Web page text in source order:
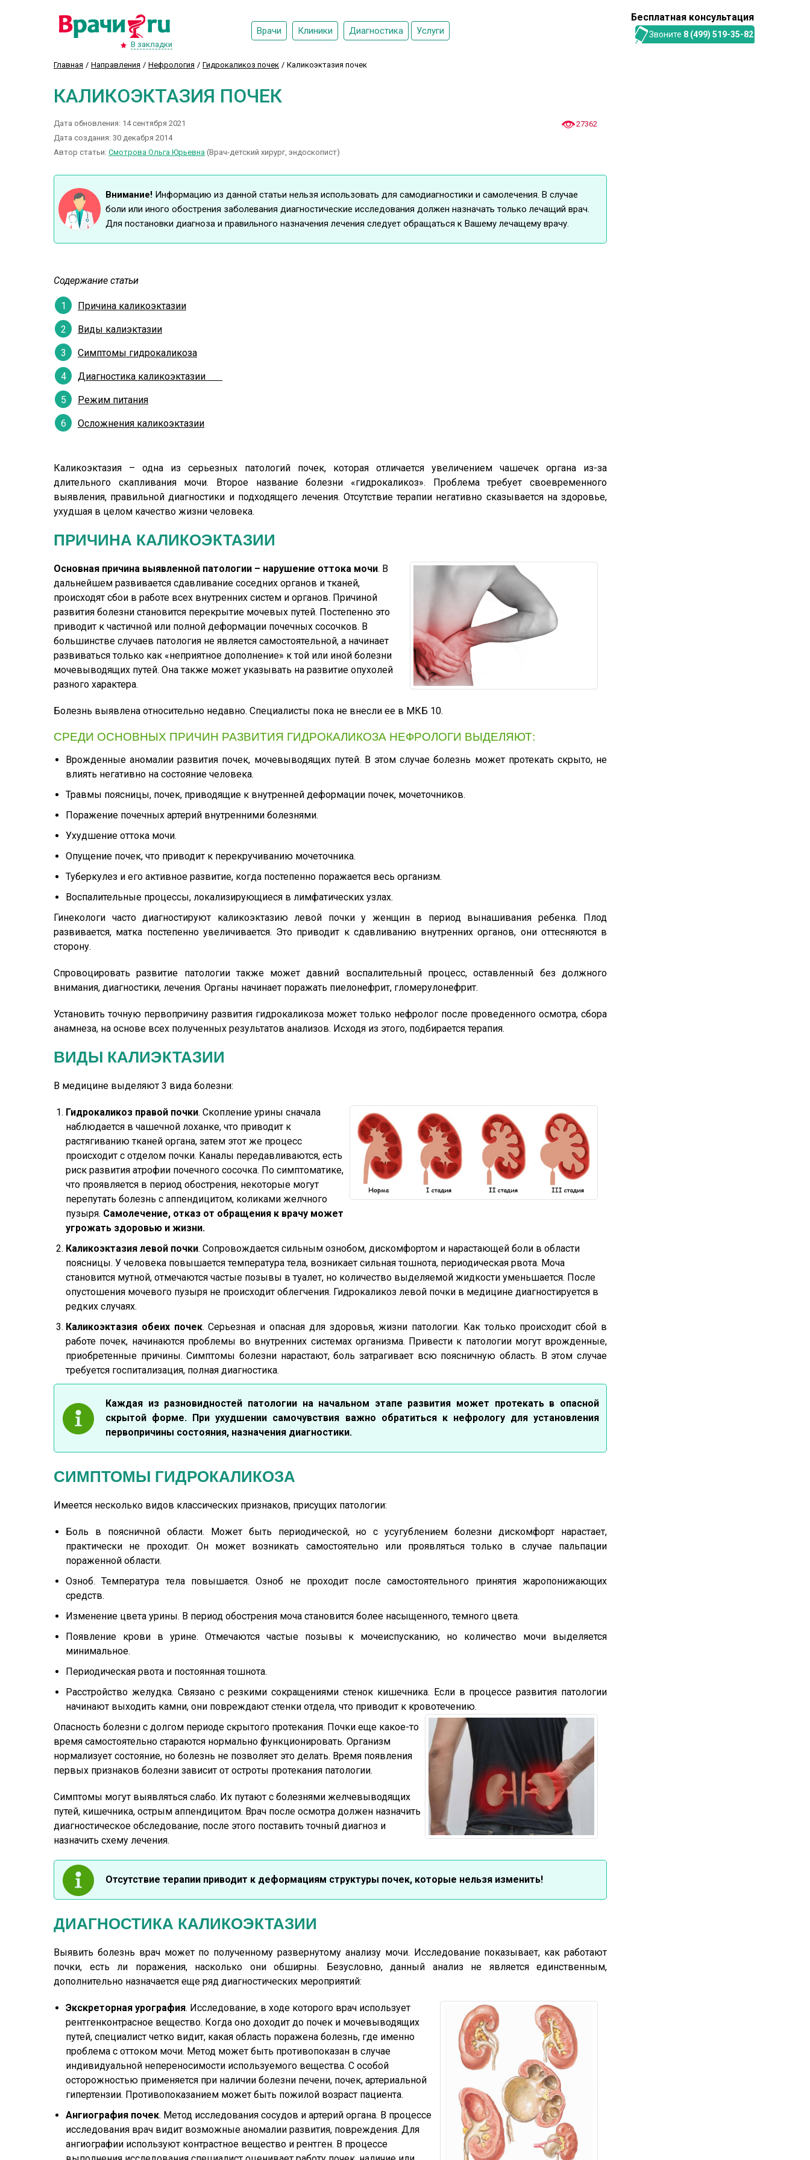
В закладки
Врачи Клиники Диагностика Услуги
Бесплатная консультация
Звоните 8 (499) 519-35-82
Главная Направления Нефрология Гидрокаликоз почек Каликоэктазия почек
КАЛИКОЭКТАЗИЯ ПОЧЕК
27362
Дата обновления: 14 сентября 2021
Дата создания: 30 декабря 2014
Автор статьи: Смотрова Ольга Юрьевна (Врач-детский хирург, эндоскопист)
Внимание! Информацию из данной статьи нельзя использовать для самодиагностики и самолечения. В случае
боли или иного обострения заболевания диагностические исследования должен назначать только лечащий врач.
Для постановки диагноза и правильного назначения лечения следует обращаться к Вашему лечащему врачу.
Содержание статьи
Причина каликоэктазии
Виды калиэктазии
Симптомы гидрокаликоза
Диагностика каликоэктазии
Режим питания
Осложнения каликоэктазии
Каликоэктазия – одна из серьезных патологий почек, которая отличается увеличением чашечек органа из-за
длительного скапливания мочи. Второе название болезни «гидрокаликоз». Проблема требует своевременного
выявления, правильной диагностики и подходящего лечения. Отсутствие терапии негативно сказывается на здоровье,
ухудшая в целом качество жизни человека.
ПРИЧИНА КАЛИКОЭКТАЗИИ
Основная причина выявленной патологии – нарушение оттока мочи. В
дальнейшем развивается сдавливание соседних органов и тканей,
происходят сбои в работе всех внутренних систем и органов. Причиной
развития болезни становится перекрытие мочевых путей. Постепенно это
приводит к частичной или полной деформации почечных сосочков. В
большинстве случаев патология не является самостоятельной, а начинает
развиваться только как «неприятное дополнение» к той или иной болезни
мочевыводящих путей. Она также может указывать на развитие опухолей
разного характера.
Болезнь выявлена относительно недавно. Специалисты пока не внесли ее в МКБ 10.
СРЕДИ ОСНОВНЫХ ПРИЧИН РАЗВИТИЯ ГИДРОКАЛИКОЗА НЕФРОЛОГИ ВЫДЕЛЯЮТ:
Врожденные аномалии развития почек, мочевыводящих путей. В этом случае болезнь может протекать скрыто, не
влиять негативно на состояние человека.
Травмы поясницы, почек, приводящие к внутренней деформации почек, мочеточников.
Поражение почечных артерий внутренними болезнями.
Ухудшение оттока мочи.
Опущение почек, что приводит к перекручиванию мочеточника.
Туберкулез и его активное развитие, когда постепенно поражается весь организм.
Воспалительные процессы, локализирующиеся в лимфатических узлах.
Гинекологи часто диагностируют каликоэктазию левой почки у женщин в период вынашивания ребенка. Плод
развивается, матка постепенно увеличивается. Это приводит к сдавливанию внутренних органов, они оттесняются в
сторону.
Спровоцировать развитие патологии также может давний воспалительный процесс, оставленный без должного
внимания, диагностики, лечения. Органы начинает поражать пиелонефрит, гломерулонефрит.
Установить точную первопричину развития гидрокаликоза может только нефролог после проведенного осмотра, сбора
анамнеза, на основе всех полученных результатов анализов. Исходя из этого, подбирается терапия.
ВИДЫ КАЛИЭКТАЗИИ
В медицине выделяют 3 вида болезни:
Гидрокаликоз правой почки. Скопление урины сначала
наблюдается в чашечной лоханке, что приводит к
растягиванию тканей органа, затем этот же процесс
происходит с отделом почки. Каналы передавливаются, есть
риск развития атрофии почечного сосочка. По симптоматике,
что проявляется в период обострения, некоторые могут
перепутать болезнь с аппендицитом, коликами желчного
пузыря. Самолечение, отказ от обращения к врачу может
угрожать здоровью и жизни.
Каликоэктазия левой почки. Сопровождается сильным ознобом, дискомфортом и нарастающей боли в области
поясницы. У человека повышается температура тела, возникает сильная тошнота, периодическая рвота. Моча
становится мутной, отмечаются частые позывы в туалет, но количество выделяемой жидкости уменьшается. После
опустошения мочевого пузыря не происходит облегчения. Гидрокаликоз левой почки в медицине диагностируется в
редких случаях.
Каликоэктазия обеих почек. Серьезная и опасная для здоровья, жизни патологии. Как только происходит сбой в
работе почек, начинаются проблемы во внутренних системах организма. Привести к патологии могут врожденные,
приобретенные причины. Симптомы болезни нарастают, боль затрагивает всю поясничную область. В этом случае
требуется госпитализация, полная диагностика.
Каждая из разновидностей патологии на начальном этапе развития может протекать в опасной
скрытой форме. При ухудшении самочувствия важно обратиться к нефрологу для установления
первопричины состояния, назначения диагностики.
СИМПТОМЫ ГИДРОКАЛИКОЗА
Имеется несколько видов классических признаков, присущих патологии:
Боль в поясничной области. Может быть периодической, но с усугублением болезни дискомфорт нарастает,
практически не проходит. Он может возникать самостоятельно или проявляться только в случае пальпации
пораженной области.
Озноб. Температура тела повышается. Озноб не проходит после самостоятельного принятия жаропонижающих
средств.
Изменение цвета урины. В период обострения моча становится более насыщенного, темного цвета.
Появление крови в урине. Отмечаются частые позывы к мочеиспусканию, но количество мочи выделяется
минимальное.
Периодическая рвота и постоянная тошнота.
Расстройство желудка. Связано с резкими сокращениями стенок кишечника. Если в процессе развития патологии
начинают выходить камни, они повреждают стенки отдела, что приводит к кровотечению.
Опасность болезни с долгом периоде скрытого протекания. Почки еще какое-то
время самостоятельно стараются нормально функционировать. Организм
нормализует состояние, но болезнь не позволяет это делать. Время появления
первых признаков болезни зависит от остроты протекания патологии.
Симптомы могут выявляться слабо. Их путают с болезнями желчевыводящих
путей, кишечника, острым аппендицитом. Врач после осмотра должен назначить
диагностическое обследование, после этого поставить точный диагноз и
назначить схему лечения.
Отсутствие терапии приводит к деформациям структуры почек, которые нельзя изменить!
ДИАГНОСТИКА КАЛИКОЭКТАЗИИ
Выявить болезнь врач может по полученному развернутому анализу мочи. Исследование показывает, как работают
почки, есть ли поражения, насколько они обширны. Безусловно, данный анализ не является единственным,
дополнительно назначается еще ряд диагностических мероприятий:
Экскреторная урография. Исследование, в ходе которого врач использует
рентгенконтрасное вещество. Когда оно доходит до почек и мочевыводящих
путей, специалист четко видит, какая область поражена болезнь, где именно
проблема с оттоком мочи. Метод может быть противопоказан в случае
индивидуальной непереносимости используемого вещества. С особой
осторожностью применяется при наличии болезни печени, почек, артериальной
гипертензии. Противопоказанием может быть пожилой возраст пациента.
Ангиография почек. Метод исследования сосудов и артерий органа. В процессе
исследования врач видит возможные аномалии развития, повреждения. Для
ангиографии используют контрастное вещество и рентген. В процессе